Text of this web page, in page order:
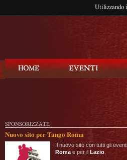
Utilizzando
SPONSORIZZATE
Nuovo sito per Tango Roma
Il nuovo sito con tutti gli
Roma e per il Lazio